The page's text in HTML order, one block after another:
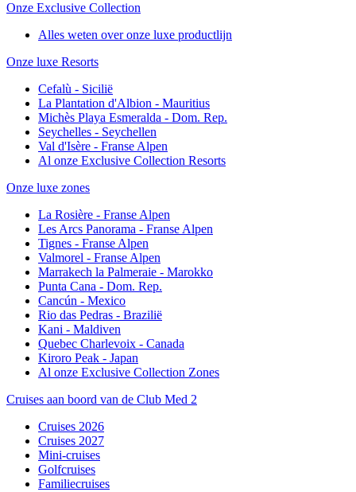
Onze Exclusive Collection
Alles weten over onze luxe productlijn
Onze luxe Resorts
Cefalù - Sicilië
La Plantation d'Albion - Mauritius
Michès Playa Esmeralda - Dom. Rep.
Seychelles - Seychellen
Val d'Isère - Franse Alpen
Al onze Exclusive Collection Resorts
Onze luxe zones
La Rosière - Franse Alpen
Les Arcs Panorama - Franse Alpen
Tignes - Franse Alpen
Valmorel - Franse Alpen
Marrakech la Palmeraie - Marokko
Punta Cana - Dom. Rep.
Cancún - Mexico
Rio das Pedras - Brazilië
Kani - Maldiven
Quebec Charlevoix - Canada
Kiroro Peak - Japan
Al onze Exclusive Collection Zones
Cruises aan boord van de Club Med 2
Cruises 2026
Cruises 2027
Mini-cruises
Golfcruises
Familiecruises